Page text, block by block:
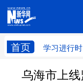
首页 学习进行时
学习进行时
乌海市上